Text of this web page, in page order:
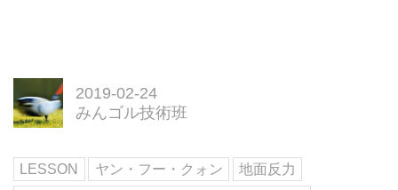
2019-02-24
みんゴル技術班
LESSON ヤン・フー・クォン
地面反力